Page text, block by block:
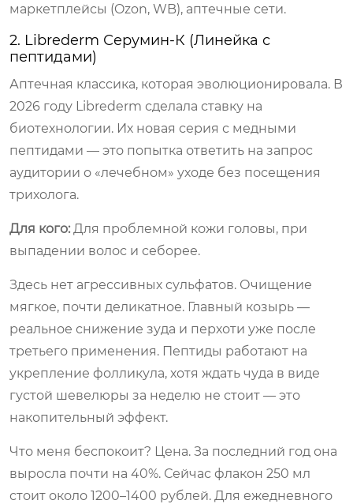
маркетплейсы (Ozon, WB), аптечные сети.
2. Librederm Серумин-К (Линейка с
пептидами)
Аптечная классика, которая эволюционировала. В
2026 году Librederm сделала ставку на
биотехнологии. Их новая серия с медными
пептидами — это попытка ответить на запрос
аудитории о «лечебном» уходе без посещения
трихолога.
Для кого: Для проблемной кожи головы, при
выпадении волос и себорее.
Здесь нет агрессивных сульфатов. Очищение
мягкое, почти деликатное. Главный козырь —
реальное снижение зуда и перхоти уже после
третьего применения. Пептиды работают на
укрепление фолликула, хотя ждать чуда в виде
густой шевелюры за неделю не стоит — это
накопительный эффект.
Что меня беспокоит? Цена. За последний год она
выросла почти на 40%. Сейчас флакон 250 мл
стоит около 1200–1400 рублей. Для ежедневного